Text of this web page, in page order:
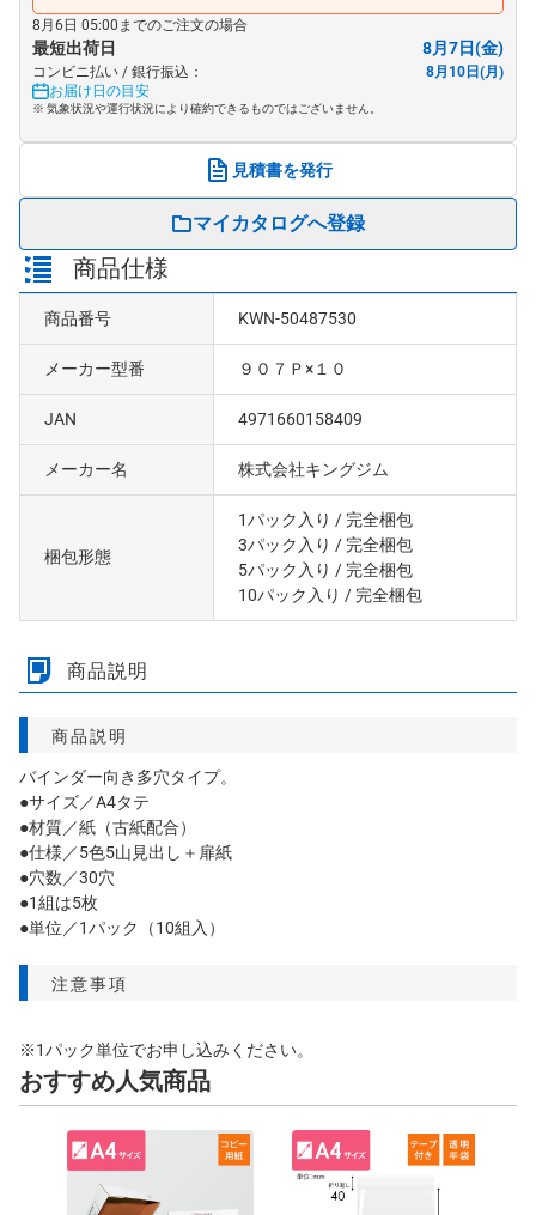
8月6日 05:00までのご注文の場合
最短出荷日 8月7日(金)
コンビニ払い / 銀行振込：
8月10日(月)
お届け日の目安
※ 気象状況や運行状況により確約できるものではございません。
見積書を発行
マイカタログへ登録
商品仕様
商品番号 KWN-50487530
メーカー型番 ９０７Ｐ×１０
JAN 4971660158409
メーカー名 株式会社キングジム
梱包形態
1パック入り / 完全梱包
3パック入り / 完全梱包
5パック入り / 完全梱包
10パック入り / 完全梱包
商品説明
商品説明
バインダー向き多穴タイプ。
●サイズ／A4タテ
●材質／紙（古紙配合）
●仕様／5色5山見出し＋扉紙
●穴数／30穴
●1組は5枚
●単位／1パック（10組入）
注意事項
※1パック単位でお申し込みください。
おすすめ人気商品